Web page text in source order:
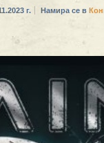
г. Намира се в